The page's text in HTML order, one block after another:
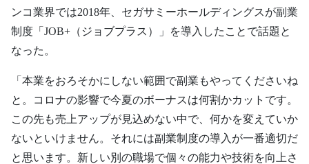
ンコ業界では2018年、セガサミーホールディングスが副業
制度「JOB+（ジョブプラス）」を導入したことで話題と
なった。
「本業をおろそかにしない範囲で副業もやってくださいね
と。コロナの影響で今夏のボーナスは何割かカットです。
この先も売上アップが見込めない中で、何かを変えていか
ないといけません。それには副業制度の導入が一番適切だ
と思います。新しい別の職場で個々の能力や技術を向上さ